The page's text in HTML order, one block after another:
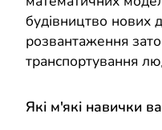
будівництво нових
розвантаження
транспортування
Які м'які навички